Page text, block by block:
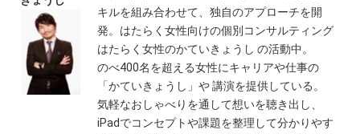
キルを組み合わせて、独自のアプローチを開
発。はたらく女性向けの個別コンサルティング
はたらく女性のかていきょうし の活動中。
のべ400名を超える女性にキャリアや仕事の
「かていきょうし」や 講演を提供している。
気軽なおしゃべりを通して想いを聴き出し、
iPadでコンセプトや課題を整理して分かりやす